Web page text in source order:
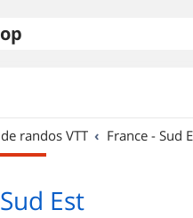
randos VTT France - Sud
Est